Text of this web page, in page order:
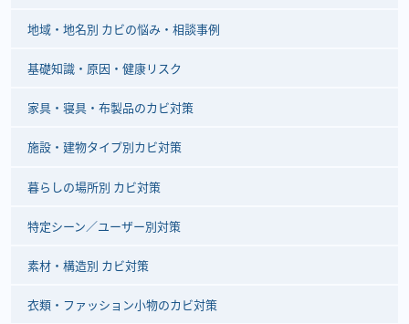
地域・地名別 カビの悩み・相談事例
基礎知識・原因・健康リスク
家具・寝具・布製品のカビ対策
施設・建物タイプ別カビ対策
暮らしの場所別 カビ対策
特定シーン／ユーザー別対策
素材・構造別 カビ対策
衣類・ファッション小物のカビ対策